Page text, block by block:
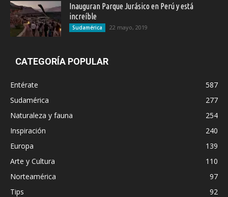
Inauguran Parque Jurásico en Perú y está
increíble
Sudamérica 22 mayo, 2019
CATEGORÍA POPULAR
Entérate
587
Sudamérica
277
Naturaleza y fauna
254
Inspiración
240
Europa
139
Arte y Cultura
110
Norteamérica
97
Tips
92